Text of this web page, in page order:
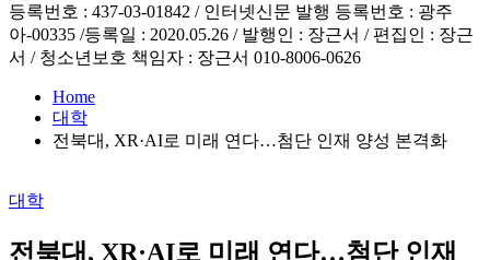
등록번호 : 437-03-01842 / 인터넷신문 발행 등록번호 : 광주
아-00335 /등록일 : 2020.05.26 / 발행인 : 장근서 / 편집인 : 장근
서 / 청소년보호 책임자 : 장근서 010-8006-0626
Home
대학
전북대, XR·AI로 미래 연다…첨단 인재 양성 본격화
Posted
대학
전북대, XR·AI로 미래 연다…첨단 인재